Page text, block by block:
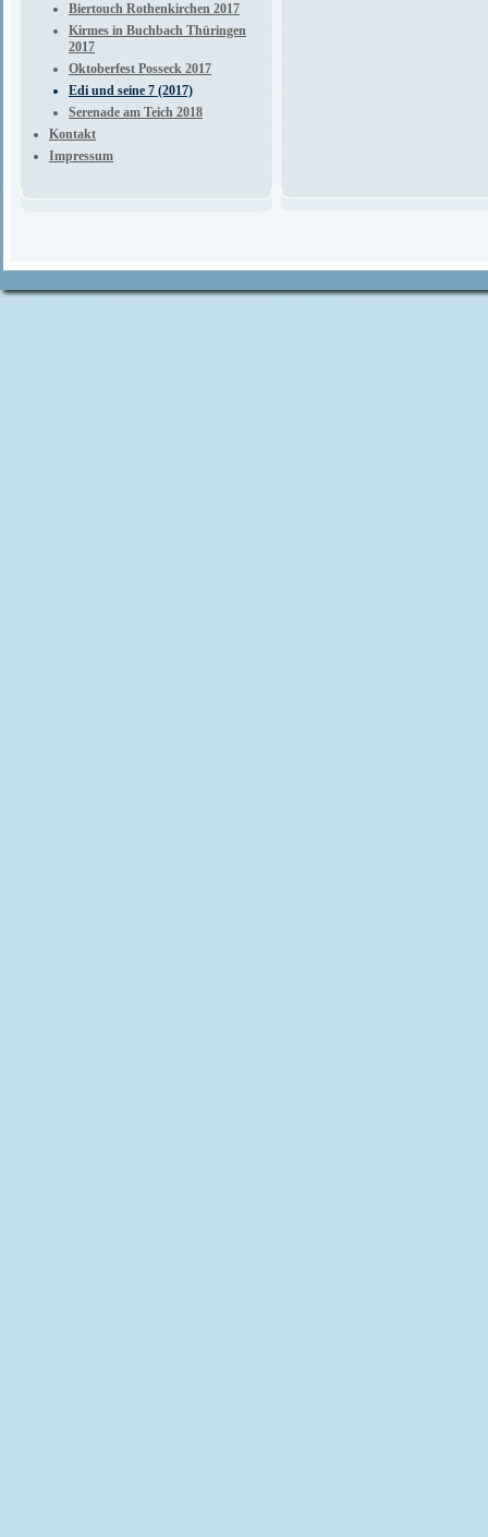
Biertouch Rothenkirchen 2017
Kirmes in Buchbach Thüringen
2017
Oktoberfest Posseck 2017
Edi und seine 7 (2017)
Serenade am Teich 2018
Kontakt
Impressum